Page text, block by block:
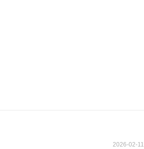
2026-02-11